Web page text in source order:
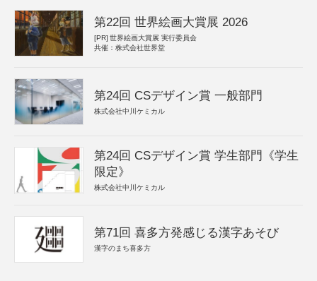
第22回 世界絵画大賞展 2026
[PR] 世界絵画大賞展 実行委員会
共催：株式会社世界堂
第24回 CSデザイン賞 一般部門
株式会社中川ケミカル
第24回 CSデザイン賞 学生部門《学生
限定》
株式会社中川ケミカル
第71回 喜多方発感じる漢字あそび
漢字のまち喜多方